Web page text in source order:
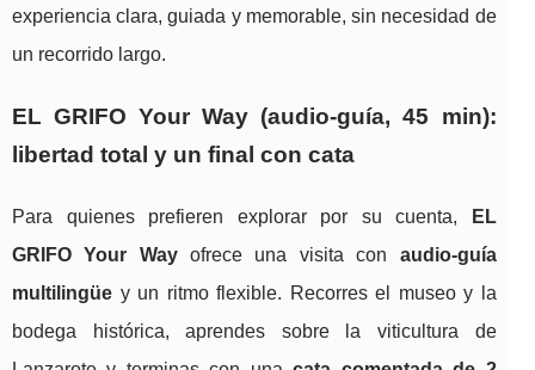
experiencia clara, guiada y memorable, sin necesidad de
un recorrido largo.
EL GRIFO Your Way (audio-guía, 45 min):
libertad total y un final con cata
Para quienes prefieren explorar por su cuenta,
EL
GRIFO Your Wayofrece una visita con audio-guía
multilingüe y un ritmo flexible. Recorres el museo y la
bodega histórica, aprendes sobre la viticultura de